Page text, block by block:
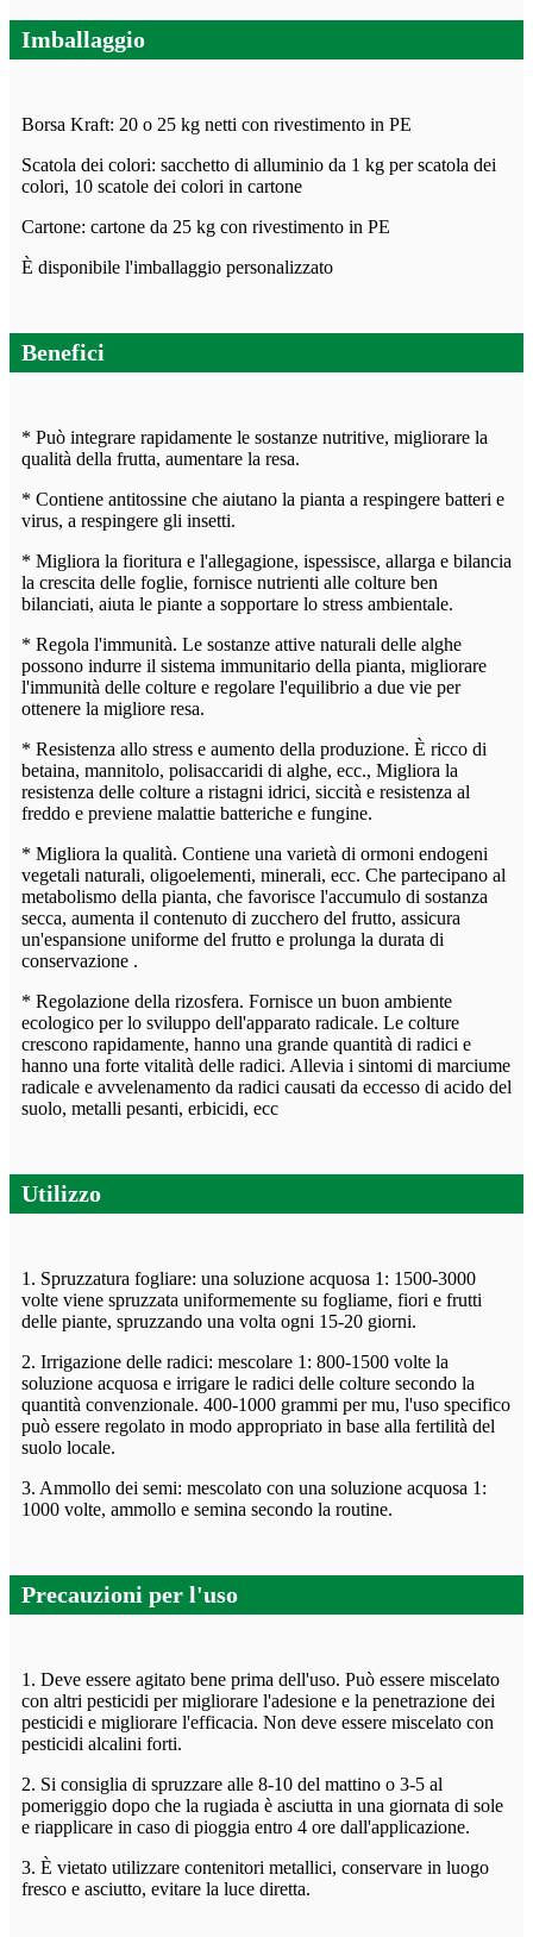
Imballaggio
Borsa Kraft: 20 o 25 kg netti con rivestimento in PE
Scatola dei colori: sacchetto di alluminio da 1 kg per scatola dei
colori, 10 scatole dei colori in cartone
Cartone: cartone da 25 kg con rivestimento in PE
È disponibile l'imballaggio personalizzato
Benefici
* Può integrare rapidamente le sostanze nutritive, migliorare la
qualità della frutta, aumentare la resa.
* Contiene antitossine che aiutano la pianta a respingere batteri e
virus, a respingere gli insetti.
* Migliora la fioritura e l'allegagione, ispessisce, allarga e bilancia
la crescita delle foglie, fornisce nutrienti alle colture ben
bilanciati, aiuta le piante a sopportare lo stress ambientale.
* Regola l'immunità. Le sostanze attive naturali delle alghe
possono indurre il sistema immunitario della pianta, migliorare
l'immunità delle colture e regolare l'equilibrio a due vie per
ottenere la migliore resa.
* Resistenza allo stress e aumento della produzione. È ricco di
betaina, mannitolo, polisaccaridi di alghe, ecc., Migliora la
resistenza delle colture a ristagni idrici, siccità e resistenza al
freddo e previene malattie batteriche e fungine.
* Migliora la qualità. Contiene una varietà di ormoni endogeni
vegetali naturali, oligoelementi, minerali, ecc. Che partecipano al
metabolismo della pianta, che favorisce l'accumulo di sostanza
secca, aumenta il contenuto di zucchero del frutto, assicura
un'espansione uniforme del frutto e prolunga la durata di
conservazione .
* Regolazione della rizosfera. Fornisce un buon ambiente
ecologico per lo sviluppo dell'apparato radicale. Le colture
crescono rapidamente, hanno una grande quantità di radici e
hanno una forte vitalità delle radici. Allevia i sintomi di marciume
radicale e avvelenamento da radici causati da eccesso di acido del
suolo, metalli pesanti, erbicidi, ecc
Utilizzo
1. Spruzzatura fogliare: una soluzione acquosa 1: 1500-3000
volte viene spruzzata uniformemente su fogliame, fiori e frutti
delle piante, spruzzando una volta ogni 15-20 giorni.
2. Irrigazione delle radici: mescolare 1: 800-1500 volte la
soluzione acquosa e irrigare le radici delle colture secondo la
quantità convenzionale. 400-1000 grammi per mu, l'uso specifico
può essere regolato in modo appropriato in base alla fertilità del
suolo locale.
3. Ammollo dei semi: mescolato con una soluzione acquosa 1:
1000 volte, ammollo e semina secondo la routine.
Precauzioni per l'uso
1. Deve essere agitato bene prima dell'uso. Può essere miscelato
con altri pesticidi per migliorare l'adesione e la penetrazione dei
pesticidi e migliorare l'efficacia. Non deve essere miscelato con
pesticidi alcalini forti.
2. Si consiglia di spruzzare alle 8-10 del mattino o 3-5 al
pomeriggio dopo che la rugiada è asciutta in una giornata di sole
e riapplicare in caso di pioggia entro 4 ore dall'applicazione.
3. È vietato utilizzare contenitori metallici, conservare in luogo
fresco e asciutto, evitare la luce diretta.